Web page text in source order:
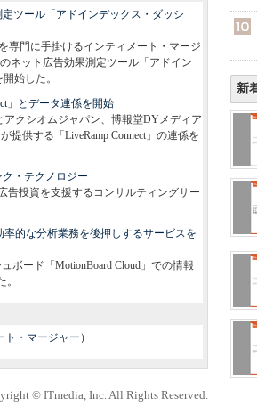
ツール「アドインデックス・ダッシ
専門に手掛けるインティメート・マージ
ネット広告効果測定ツール「アドイン
始した。
」とデータ連係を開始
クシオムジャパン、博報堂DYメディア
提供する「LiveRamp Connect」の連係を
・テクノロジー
告投資を支援するコンサルティングサー
的な分析業務を後押しするサービスを
ボード「MotionBoard Cloud」での情報
・マージャー）
© ITmedia, Inc. All Rights Reserved.
新